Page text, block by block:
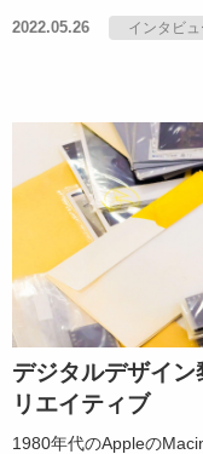
2022.05.26 インタビュ
デジタルデザイ
リエイティブ
1980年代のAppleの